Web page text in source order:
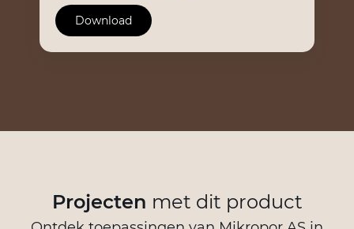
Download
Projecten met dit product